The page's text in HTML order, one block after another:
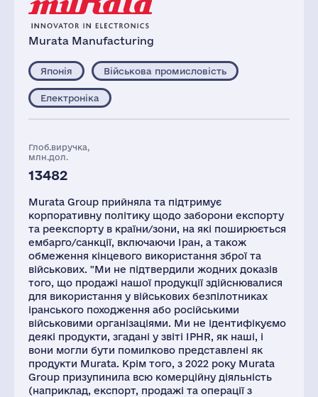
Murata Manufacturing
Японія Військова промисловість
Електроніка
Глоб.виручка,
млн.дол.
13482
Murata Group прийняла та підтримує
корпоративну політику щодо заборони експорту
та реекспорту в країни/зони, на які поширюється
ембарго/санкції, включаючи Іран, а також
обмеження кінцевого використання зброї та
військових. "Ми не підтвердили жодних доказів
того, що продажі нашої продукції здійснювалися
для використання у військових безпілотниках
іранського походження або російськими
військовими організаціями. Ми не ідентифікуємо
деякі продукти, згадані у звіті IPHR, як наші, і
вони могли бути помилково представлені як
продукти Murata. Крім того, з 2022 року Murata
Group призупинила всю комерційну діяльність
(наприклад, експорт, продажі та операції з